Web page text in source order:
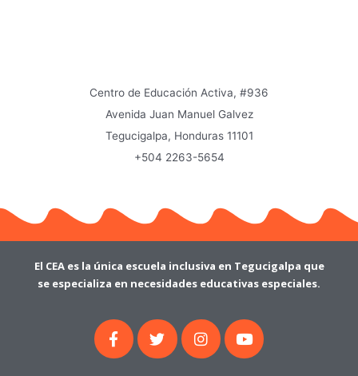
Centro de Educación Activa, #936
Avenida Juan Manuel Galvez
Tegucigalpa, Honduras 11101
+504 2263-5654
El CEA es la única escuela inclusiva en Tegucigalpa que
se especializa en necesidades educativas especiales.
F
a
c
T
w
i
I
n
s
Y
o
u